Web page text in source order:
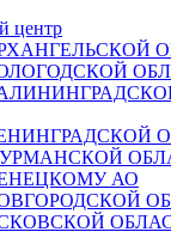
центр
АО